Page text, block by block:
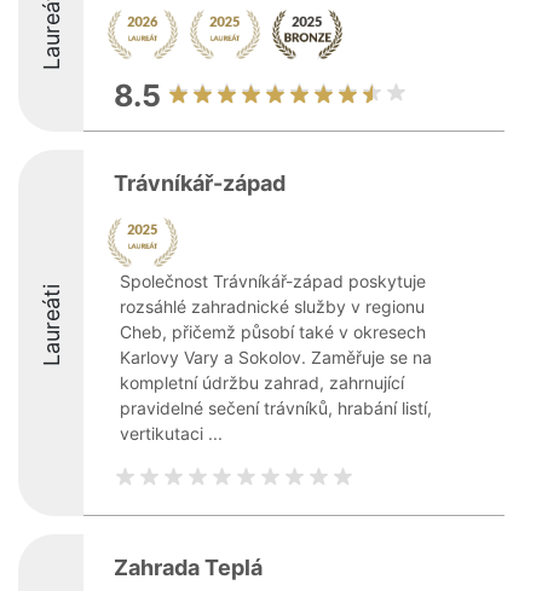
Laureáti
8.5
Laureáti
Trávníkář-západ
Společnost Trávníkář-západ poskytuje
rozsáhlé zahradnické služby v regionu
Cheb, přičemž působí také v okresech
Karlovy Vary a Sokolov. Zaměřuje se na
kompletní údržbu zahrad, zahrnující
pravidelné sečení trávníků, hrabání listí,
vertikutaci ...
Zahrada Teplá